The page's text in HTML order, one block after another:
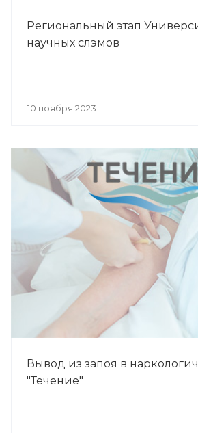
Региональный этап
научных слэмов
10 ноября 2023
Вывод из запоя в
"Течение"